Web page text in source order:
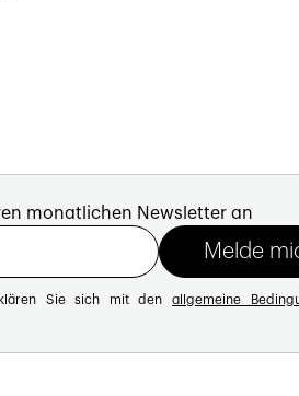
monatlichen Newsletter an
Sie sich mit denallgemeine